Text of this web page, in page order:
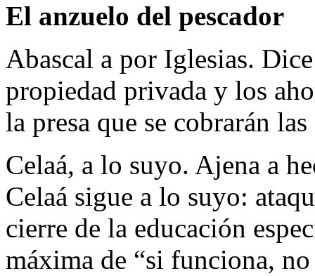
El anzuelo del pescador
Abascal a por Iglesias.
propiedad privada y los
la presa que se cobrarán
Celaá, a lo suyo. Ajena a
Celaá sigue a lo suyo:
cierre de la educación
máxima de “si funciona,